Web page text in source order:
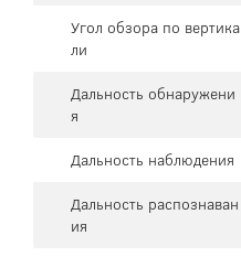
Угол обзора по вертика
ли
Дальность обнаружени
я
Дальность наблюдения
Дальность распознаван
ия